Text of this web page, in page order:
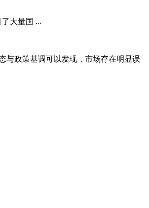
了大量国 ...
与政策基调可以发现，市场存在明显误